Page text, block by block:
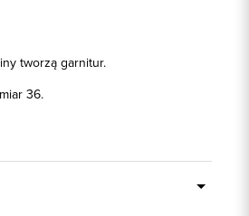
tworzą garnitur.
36.